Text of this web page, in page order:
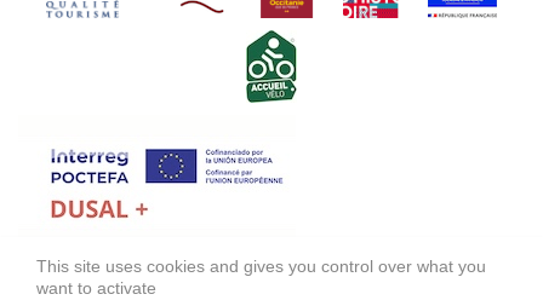
FONDS EUROPÉEN DE DÉVELOPPEMENT RÉGIONAL (FEDER)
This site uses cookies and gives you control over what you
want to activate